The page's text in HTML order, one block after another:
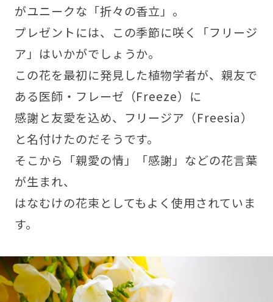
がユニークな「折々の香立」。
プレゼントには、この季節に咲く「フリージ
ア」はいかがでしょうか。
この花を最初に発見した植物学者が、親友で
ある医師・フレーゼ（Freeze）に
感謝と友愛を込め、フリージア（Freesia）
と名付けたのだそうです。
そこから「親愛の情」「感謝」などの花言葉
が生まれ、
はなむけの花束としてもよく使用されていま
す。